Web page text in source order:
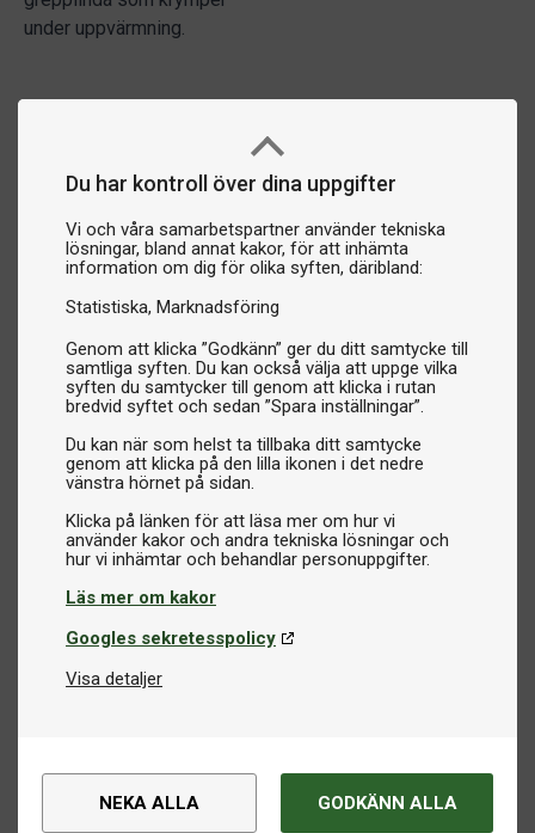
Du har kontroll över dina uppgifter
Vi och våra samarbetspartner använder tekniska
lösningar, bland annat kakor, för att inhämta
information om dig för olika syften, däribland:
Statistiska Marknadsföring
Genom att klicka ”Godkänn” ger du ditt samtycke till
samtliga syften. Du kan också välja att uppge vilka
syften du samtycker till genom att klicka i rutan
bredvid syftet och sedan ”Spara inställningar”.
Du kan när som helst ta tillbaka ditt samtycke
genom att klicka på den lilla ikonen i det nedre
vänstra hörnet på sidan.
Klicka på länken för att läsa mer om hur vi
använder kakor och andra tekniska lösningar och
Läs mer om kakor
Googles sekretesspolicy
Visa detaljer
NEKA ALLA GODKÄNN ALLA
under uppvärmning.